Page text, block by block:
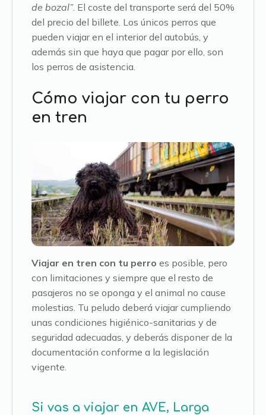
de bozal”. El coste del transporte será del 50%
del precio del billete. Los únicos perros que
pueden viajar en el interior del autobús, y
además sin que haya que pagar por ello, son
los perros de asistencia.
Cómo viajar con tu perro
en tren
Viajar en tren con tu perro es posible, pero
con limitaciones y siempre que el resto de
pasajeros no se oponga y el animal no cause
molestias. Tu peludo deberá viajar cumpliendo
unas condiciones higiénico-sanitarias y de
seguridad adecuadas, y deberás disponer de la
documentación conforme a la legislación
vigente.
Si vas a viajar en AVE, Larga